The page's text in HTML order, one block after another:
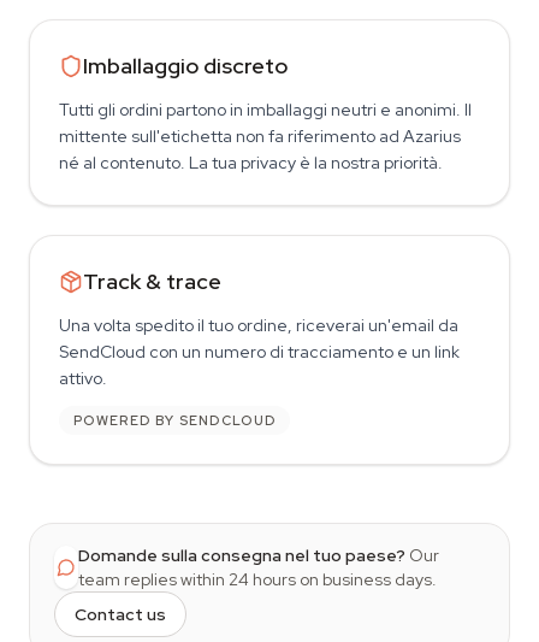
Imballaggio discreto
Tutti gli ordini partono in imballaggi neutri e anonimi. Il
mittente sull'etichetta non fa riferimento ad Azarius
né al contenuto. La tua privacy è la nostra priorità.
Track & trace
Una volta spedito il tuo ordine, riceverai un'email da
SendCloud con un numero di tracciamento e un link
attivo.
POWERED BY SENDCLOUD
Domande sulla consegna nel tuo paese? Our
team replies within 24 hours on business days.
Contact us